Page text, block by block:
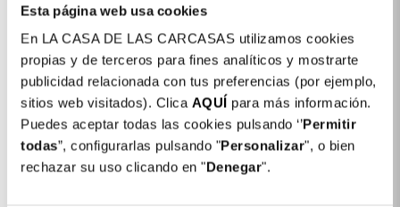
Esta página web usa cookies
En LA CASA DE LAS CARCASAS utilizamos cookies
propias y de terceros para fines analíticos y mostrarte
publicidad relacionada con tus preferencias (por ejemplo,
sitios web visitados). Clica AQUÍ para más información.
Puedes aceptar todas las cookies pulsando ‘’Permitir
todas”, configurarlas pulsando "Personalizar", o bien
rechazar su uso clicando en "Denegar".
Vetro Temperato
Completo Anti Blue-Ray
Per Samsung Galaxy
A70
Vetro Temperato
Completo Anti Blue-Ray
Per Samsung Galaxy A5
2017